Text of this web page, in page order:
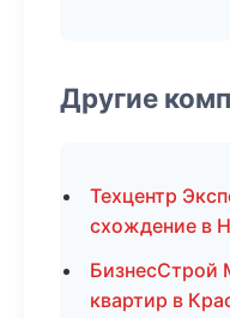
Другие
Техцентр
схождение в
БизнесСтрой
квартир в